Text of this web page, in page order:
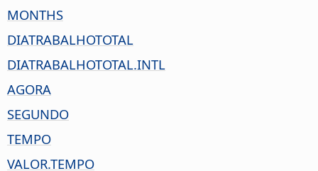
MONTHS
DIATRABALHOTOTAL
DIATRABALHOTOTAL.INTL
AGORA
SEGUNDO
TEMPO
VALOR.TEMPO